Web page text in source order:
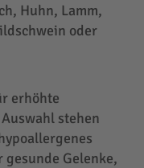
Huhn, Lamm,
oder
erhöhte
stehen
Gelenke,